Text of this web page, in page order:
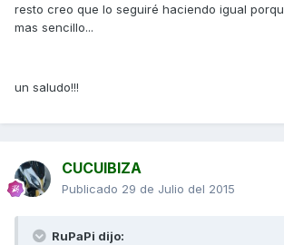
resto creo que lo seguiré haciendo igual
mas sencillo...
un saludo!!!
CUCUIBIZA
Publicado 29 de Julio del 2015
RuPaPi dijo: